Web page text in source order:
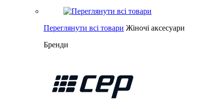
Переглянути всі товари Жіночі аксесуари
Бренди